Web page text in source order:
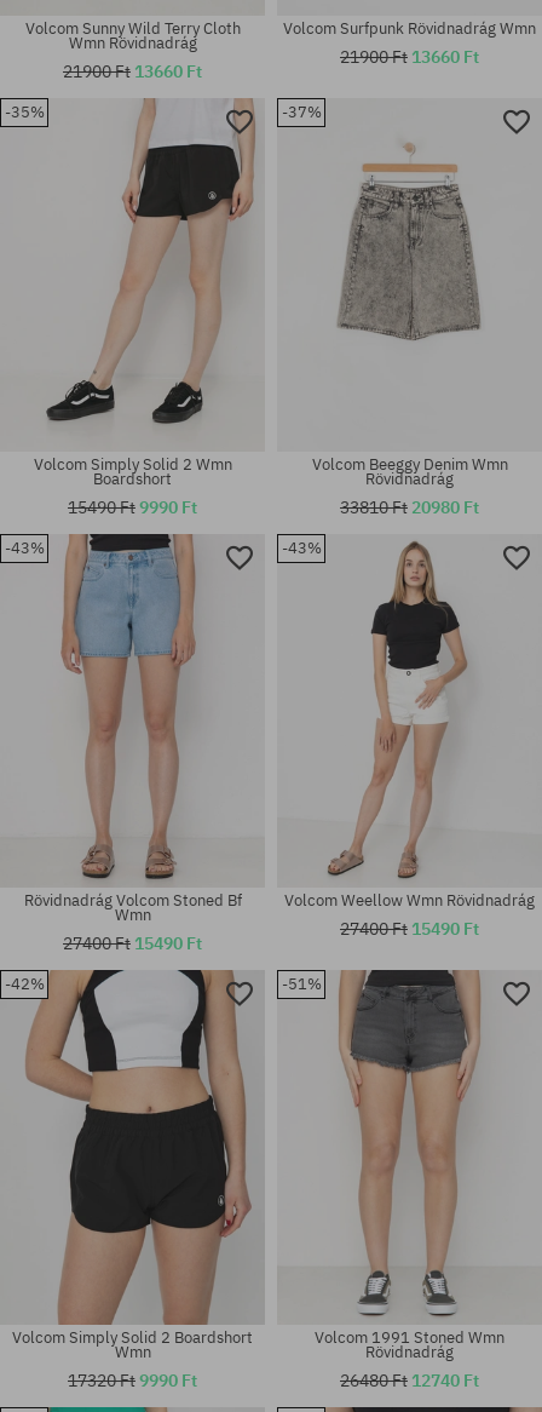
Elérhető méretek:
24; 25; 26; 29; 30; 32
Elérhető méretek:
Elérhető méretek:
Volcom Sunny Wild Terry Cloth
Wmn Rövidnadrág
21900 Ft 13660 Ft
Elérhető méretek:
Volcom Surfpunk Rövidnadrág Wmn
21900 Ft 13660 Ft
-35%
Elérhető méretek:
Volcom Simply Solid 2 Wmn
Boardshort
15490 Ft9990 Ft
-37%
Elérhető méretek:
Volcom Beeggy Denim Wmn
Rövidnadrág
33810 Ft 20980 Ft
-43%
Rövidnadrág Volcom Stoned Bf
Wmn
27400 Ft 15490 Ft
-43%
Volcom Weellow Wmn Rövidnadrág
27400 Ft 15490 Ft
-42%
Volcom Simply Solid 2 Boardshort
Wmn
17320 Ft9990 Ft
-51%
Volcom 1991 Stoned Wmn
Rövidnadrág
26480 Ft 12740 Ft